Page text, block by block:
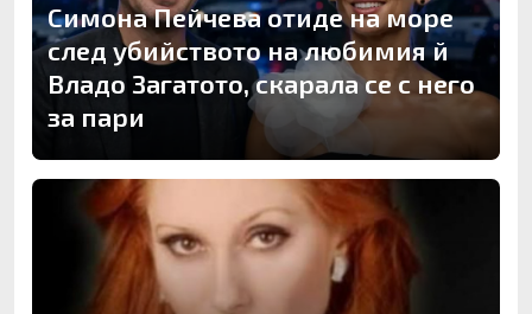
Симона Пейчева отиде на море
след убийството на любимия й
Владо Загатото, скарала се с него
за пари